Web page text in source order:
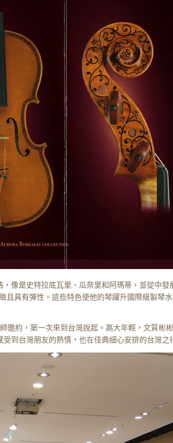
像是史特拉底瓦里、瓜奈里和阿瑪蒂，並從中
且具有彈性。這些特色使他的琴躍升國際級製琴
邀約，第一次來到台灣說起。高大年輕，文質彬
受到台灣朋友的熱情，也在佳典細心安排的台灣之